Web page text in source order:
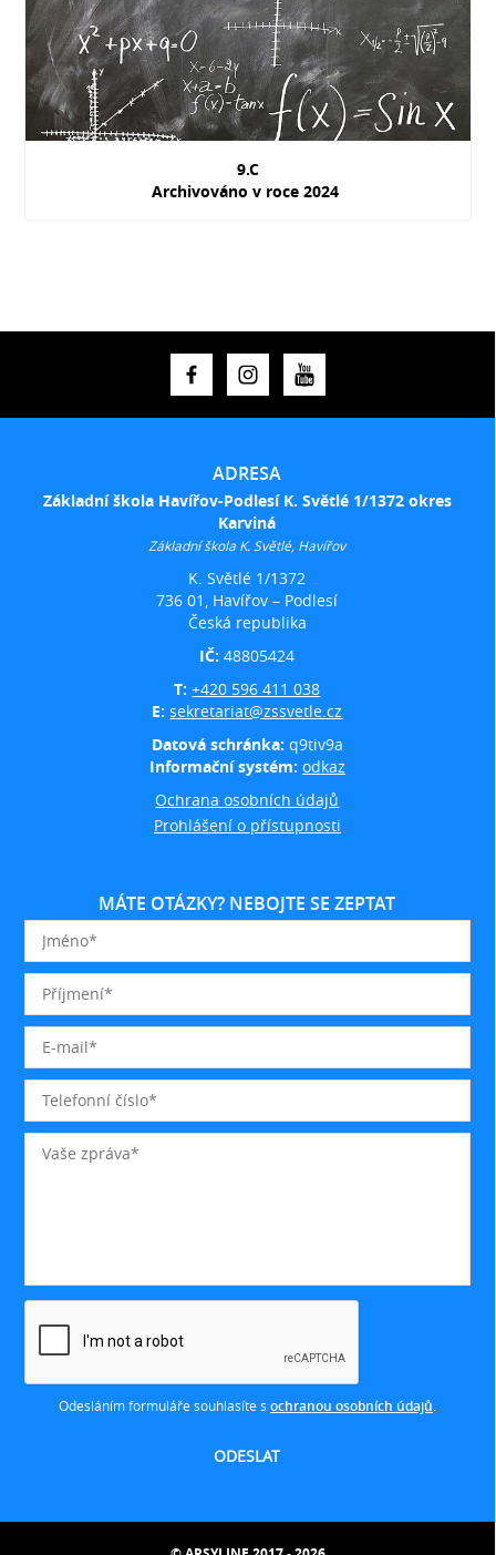
9.C
Archivováno v roce 2024
ADRESA
Základní škola Havířov-Podlesí K. Světlé 1/1372 okres
Karviná
Základní škola K. Světlé, Havířov
K. Světlé 1/1372
736 01, Havířov – Podlesí
Česká republika
IČ:48805424
T:+420 596 411 038
E:sekretariat@zssvetle.cz
Datová schránka: q9tiv9a
Informační systém: odkaz
Ochrana osobních údajů
Prohlášení o přístupnosti
MÁTE OTÁZKY? NEBOJTE SE ZEPTAT
Odesláním formuláře souhlasíte s ochranou osobních údajů